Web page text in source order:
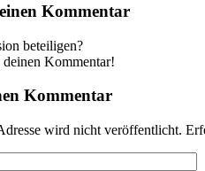
Kommentar
beteiligen?
deinen Kommentar!
Kommentar
wird nicht veröffentlicht.